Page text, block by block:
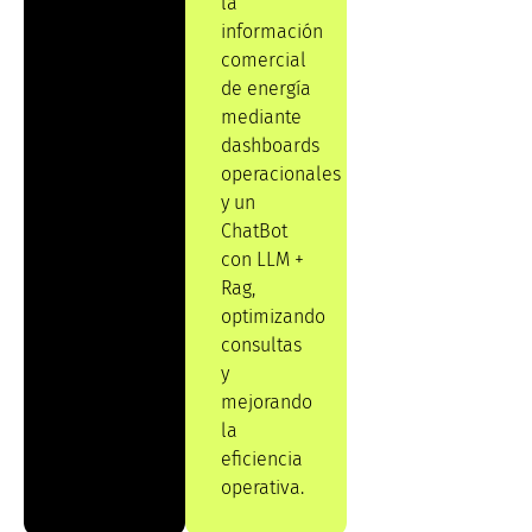
información
comercial
de energía
mediante
dashboards
operacionales
y un
ChatBot
con LLM +
Rag,
optimizando
consultas
y
mejorando
la
eficiencia
operativa.